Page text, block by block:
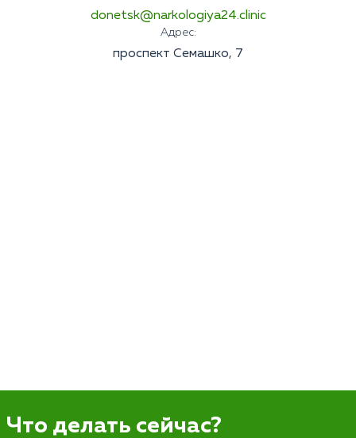
donetsk@narkologiya24.clinic
Адрес:
проспект Семашко, 7
Что делать сейчас?